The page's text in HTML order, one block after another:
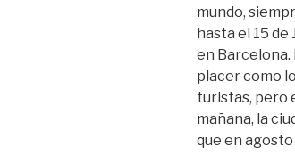
mundo,
hasta el 15
en Barcelona.
placer como
turistas, pero
mañana, la
que en